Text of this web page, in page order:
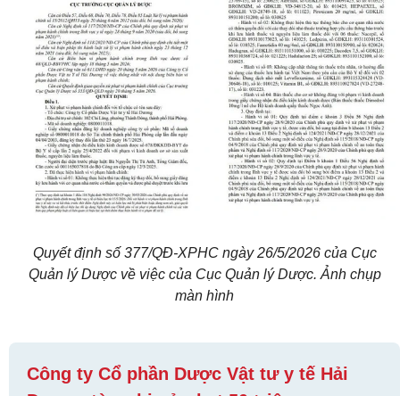
Quyết định số 377/QĐ-XPHC ngày 26/5/2026 của Cục
Quản lý Dược về việc của Cục Quản lý Dược. Ảnh chụp
màn hình
Công ty Cổ phần Dược Vật tư y tế Hải